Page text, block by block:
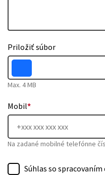
Priložiť súbor
Max. 4 MB
Mobil*
Na zadané mobilné telefónne
Súhlas so